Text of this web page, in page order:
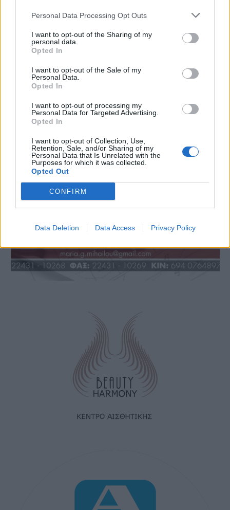
Personal Data Processing Opt Outs
I want to opt-out of the Sharing of my
personal data.
Opted In
I want to opt-out of the Sale of my
Personal Data.
Opted In
I want to opt-out of processing my
Personal Data for Targeted Advertising.
Opted In
I want to opt-out of Collection, Use,
Retention, Sale, and/or Sharing of my
Personal Data that Is Unrelated with the
Purposes for which it was collected.
Opted Out
CONFIRM
Data Deletion Data Access Privacy Policy